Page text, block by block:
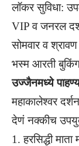
लॉकर सुविधा:
VIP व जनरल
सोमवार व श्रावण
भस्म आरती
उज्जैनमध्ये
महाकालेश्वर
देणं नक्कीच
हरसिद्धी